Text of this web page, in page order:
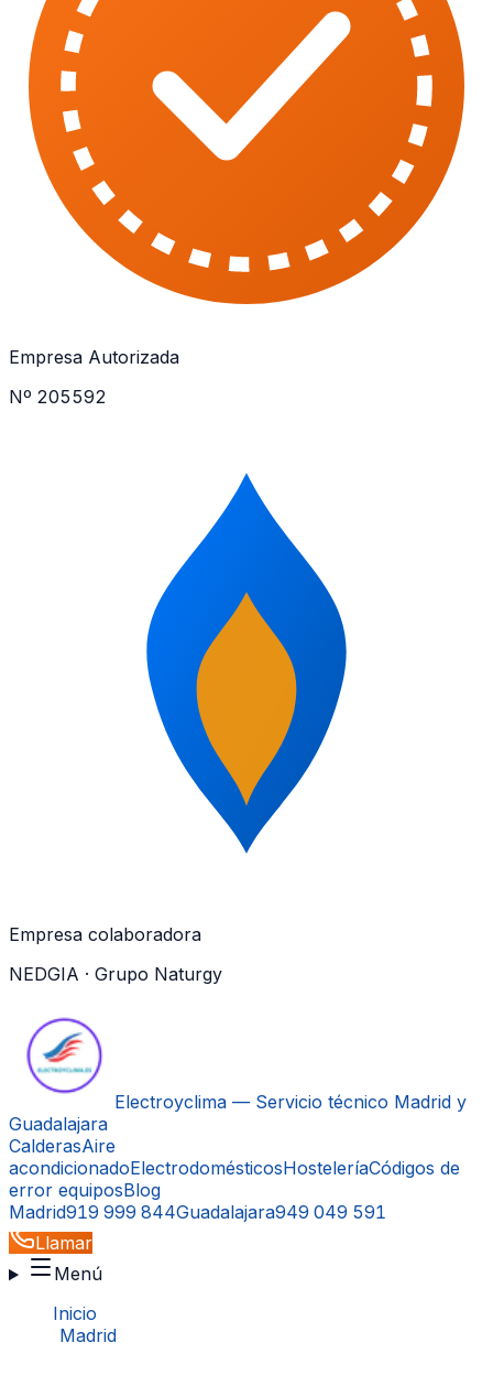
Empresa Autorizada
Nº 205592
Empresa colaboradora
NEDGIA · Grupo Naturgy
Electroyclima — Servicio técnico Madrid y
Guadalajara
CalderasAire
acondicionadoElectrodomésticosHosteleríaCódigos de
error equiposBlog
Madrid919 999 844Guadalajara949 049 591
Llamar
Menú
Inicio
Madrid